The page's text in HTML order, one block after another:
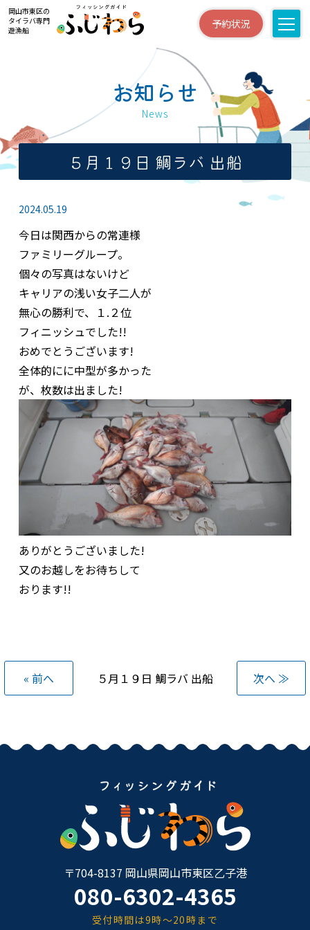
岡山市東区の
タイラバ専門
遊漁船
予約状況
お知らせ
News
５月１９日 鯛ラバ 出船
2024.05.19
今日は関西からの常連様
ファミリーグループ。
個々の写真はないけど
キャリアの浅い女子二人が
無心の勝利で、１.２位
フィニッシュでした!!
おめでとうございます!
全体的にに中型が多かった
が、枚数は出ました!
ありがとうございました!
又のお越しをお待ちして
おります!!
« 前へ ５月１９日 鯛ラバ 出船 次へ ≫
〒704-8137 岡山県岡山市東区乙子港
080-6302-4365
受付時間は9時～20時まで